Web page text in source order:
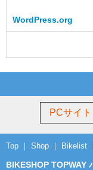
WordPress.org
PCサイト
Top ｜ Shop ｜ Bikelist
BIKESHOP TOPWAY